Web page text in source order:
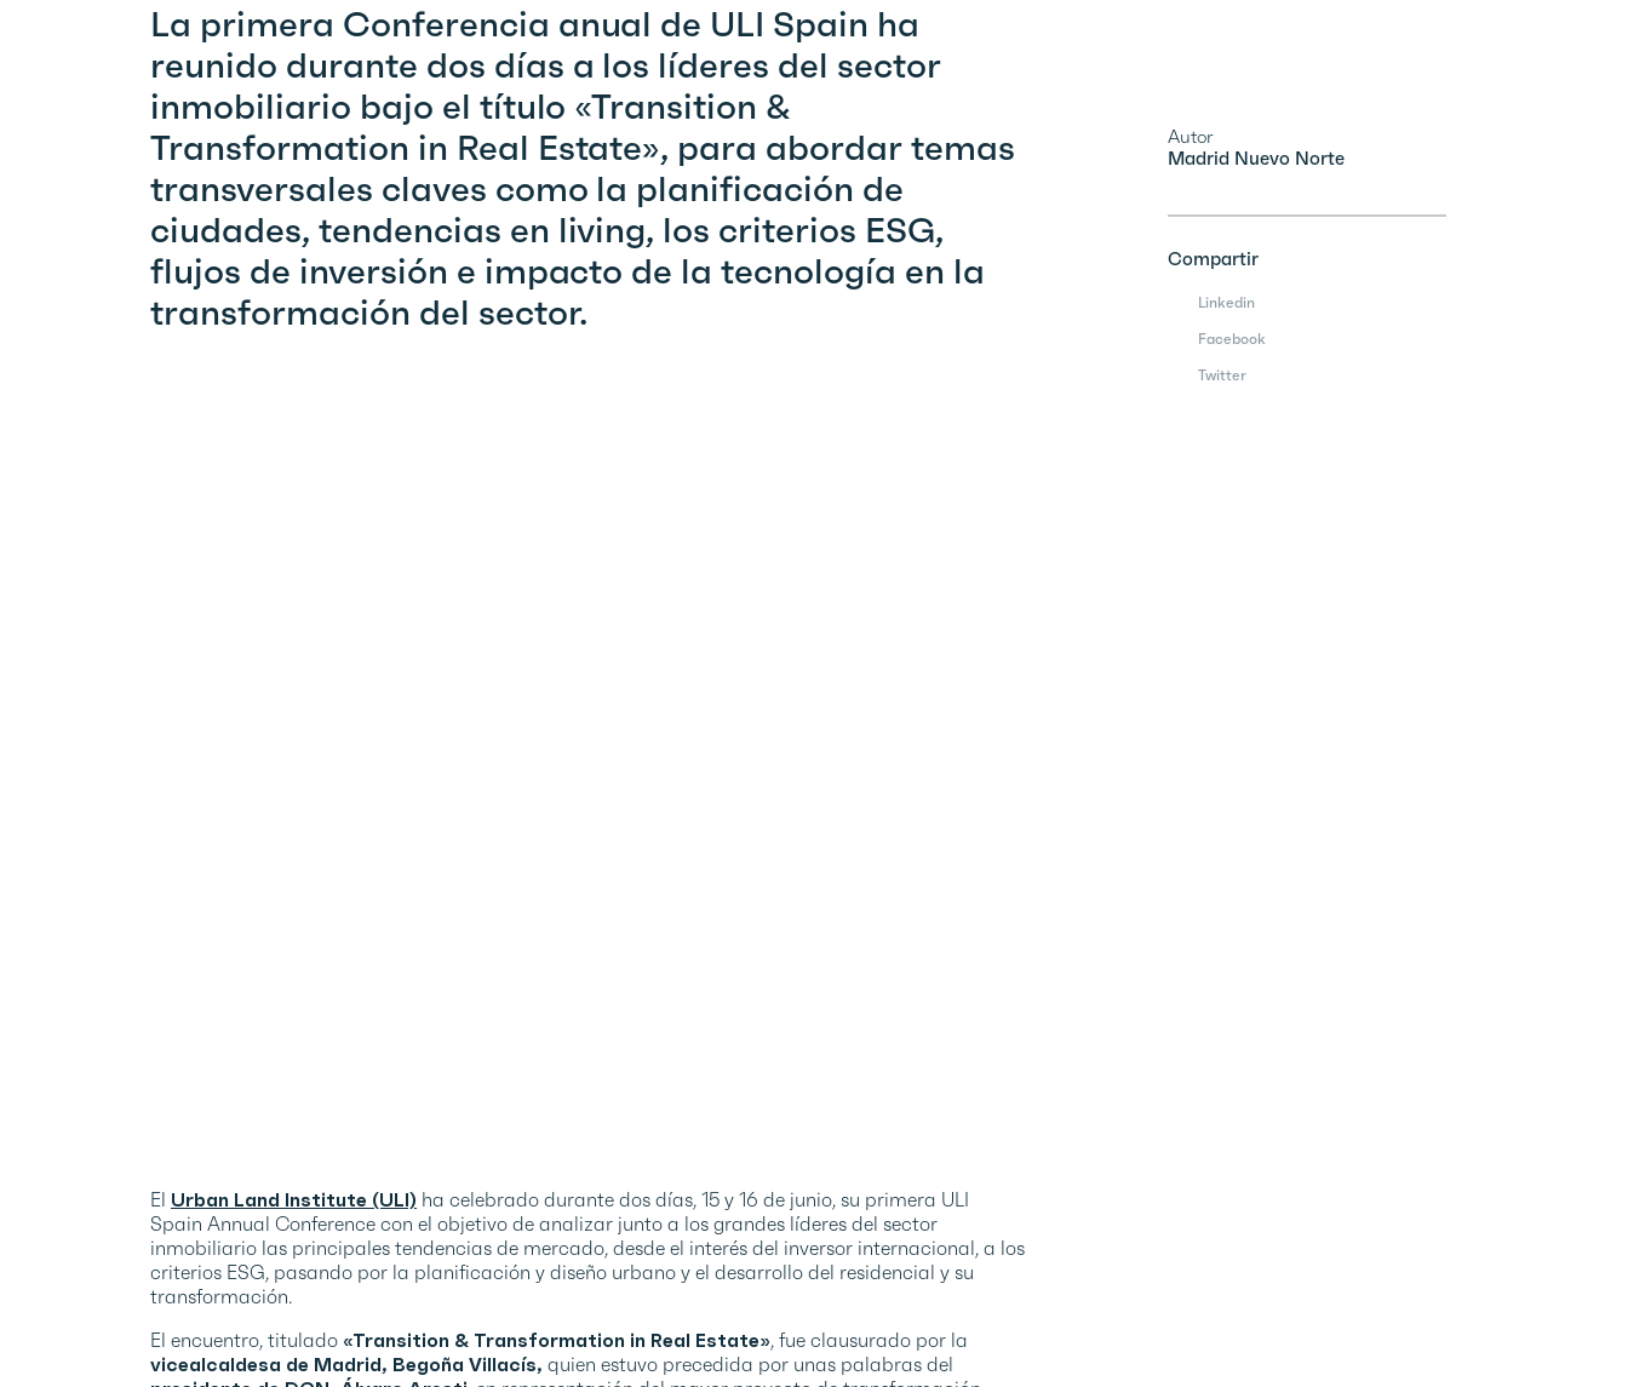
La primera Conferencia anual de ULI Spain ha
reunido durante dos días a los líderes del sector
inmobiliario bajo el título «Transition &
Transformation in Real Estate», para abordar temas
transversales claves como la planificación de
ciudades, tendencias en living, los criterios ESG,
flujos de inversión e impacto de la tecnología en la
transformación del sector.
El Urban Land Institute (ULI) ha celebrado durante dos días, 15 y 16 de junio, su primera ULI
Spain Annual Conference con el objetivo de analizar junto a los grandes líderes del sector
inmobiliario las principales tendencias de mercado, desde el interés del inversor internacional, a los
criterios ESG, pasando por la planificación y diseño urbano y el desarrollo del residencial y su
transformación.
El encuentro, titulado «Transition & Transformation in Real Estate», fue clausurado por la
vicealcaldesa de Madrid, Begoña Villacís, quien estuvo precedida por unas palabras del
Autor
Madrid Nuevo Norte
Compartir
Linkedin
Facebook
Twitter